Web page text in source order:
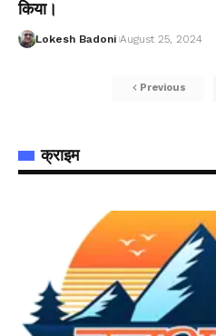
किया।
Lokesh Badoni August 25, 2024
Previous
क्राइम